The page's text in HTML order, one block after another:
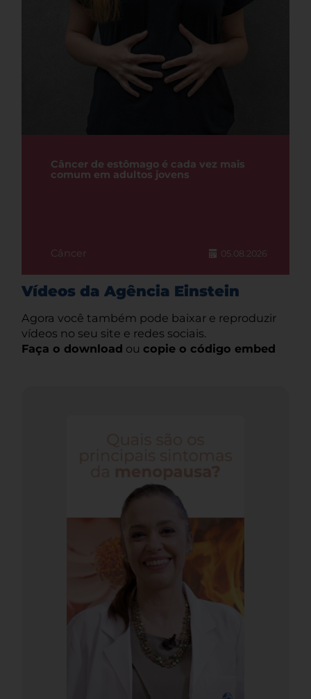
Câncer de estômago é cada vez mais
comum em adultos jovens
Câncer 05.08.2026
Vídeos da Agência Einstein
Agora você também pode baixar e reproduzir
vídeos no seu site e redes sociais.
Faça o download ou copie o código embed